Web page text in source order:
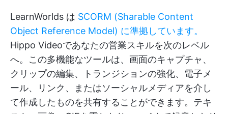
LearnWorlds は SCORM (Sharable Content
Object Reference Model) に準拠しています。
Hippo Videoであなたの営業スキルを次のレベル
へ。この多機能なツールは、画面のキャプチャ、
クリップの編集、トランジションの強化、電子メ
ール、リンク、またはソーシャルメディアを介し
て作成したものを共有することができます。テキ